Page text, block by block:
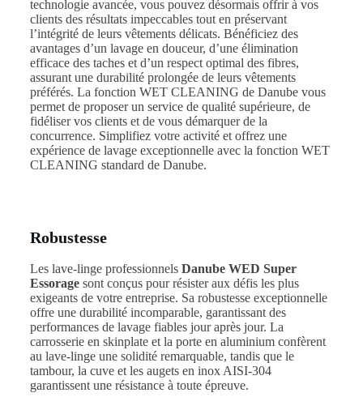
technologie avancée, vous pouvez désormais offrir à vos
clients des résultats impeccables tout en préservant
l’intégrité de leurs vêtements délicats. Bénéficiez des
avantages d’un lavage en douceur, d’une élimination
efficace des taches et d’un respect optimal des fibres,
assurant une durabilité prolongée de leurs vêtements
préférés. La fonction WET CLEANING de Danube vous
permet de proposer un service de qualité supérieure, de
fidéliser vos clients et de vous démarquer de la
concurrence. Simplifiez votre activité et offrez une
expérience de lavage exceptionnelle avec la fonction WET
CLEANING standard de Danube.
Robustesse
Les lave-linge professionnels Danube WED Super
Essoragesont conçus pour résister aux défis les plus
exigeants de votre entreprise. Sa robustesse exceptionnelle
offre une durabilité incomparable, garantissant des
performances de lavage fiables jour après jour. La
carrosserie en skinplate et la porte en aluminium confèrent
au lave-linge une solidité remarquable, tandis que le
tambour, la cuve et les augets en inox AISI-304
garantissent une résistance à toute épreuve.